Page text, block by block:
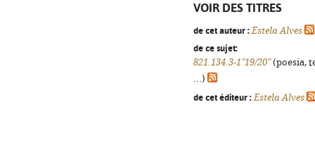
VOIR DES TITRES
de cet auteur : Estela Alves
de ce sujet:
821.134.3-1"19/20"(poesia,
...)
de cet éditeur : Estela Alves